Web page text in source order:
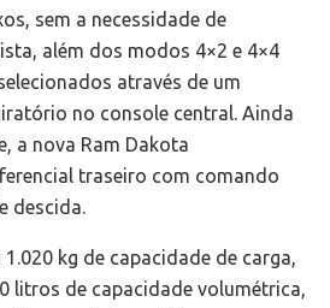
sem a necessidade de
além dos modos 4×2 e 4×4
através de um
no console central. Ainda
a nova Ram Dakota
traseiro com comando
descida.
kg de capacidade de carga,
litros de capacidade volumétrica,